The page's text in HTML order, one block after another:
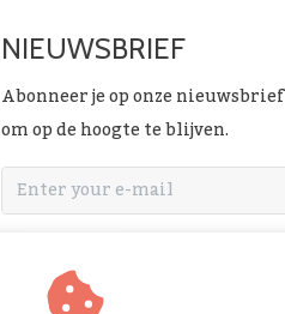
NIEUWSBRIEF
Abonneer je op onze nieuwsbrief
om op de hoogte te blijven.